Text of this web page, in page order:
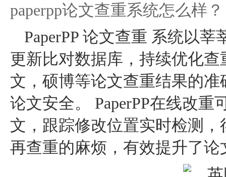
paperpp论文查重系统怎么样？
PaperPP 论文查重 系统以
更新比对数据库，持续优化
文，硕博等论文查重结果的
论文安全。 PaperPP在线改
文，跟踪修改位置实时检测
再查重的麻烦，有效提升了论